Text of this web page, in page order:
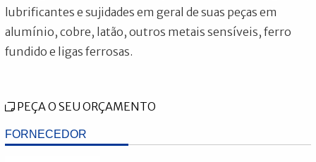
FORNECEDOR
lubrificantes e sujidades em geral de suas peças em
alumínio, cobre, latão, outros metais sensíveis, ferro
fundido e ligas ferrosas.
PEÇA O SEU ORÇAMENTO